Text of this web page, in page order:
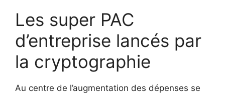
Les super PAC
d’entreprise lancés par
la cryptographie
Au centre de l’augmentation des dépenses se